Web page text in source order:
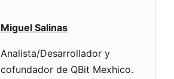
Miguel Salinas
Analista/Desarrollador y
cofundador de QBit Mexhico.